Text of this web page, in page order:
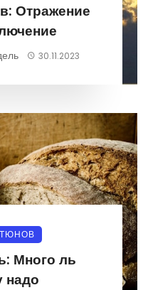
Отражение
30.11.2023
Много ль
надо